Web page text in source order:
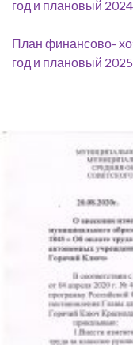
год и плановый
План финансово-
год и плановый